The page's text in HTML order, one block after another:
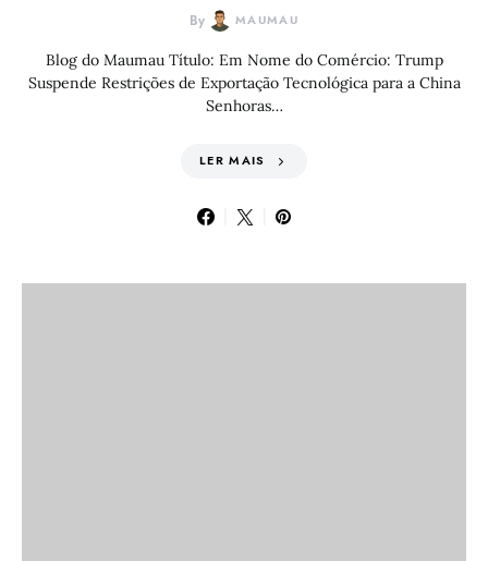
By MAUMAU
Blog do Maumau Título: Em Nome do Comércio: Trump
Suspende Restrições de Exportação Tecnológica para a China
Senhoras…
LER MAIS